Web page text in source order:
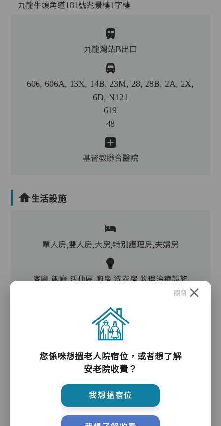
九龍牛頭角道181號兆景樓1字樓
九龍灣站B出口
606, 606A, 13X, 14B, 23M, 28, 28B, 2A, 2X,
6D, N121
619
48
基督教聯合醫院
生活設施
單人房,雙人房,大房,特別護理房,夫婦房
客廳,飯廳,活動區,廚房,洗衣房,物理治療設施
電動床,氣墊床,防滑扶手,助行器/拐杖,輪椅
護理服務
護理評估、執藥、核派藥、量度生命表徵、協助沐
關閉
您係咪想搵老人院宿位，或者想了解
安老院收費？
我想搵宿位